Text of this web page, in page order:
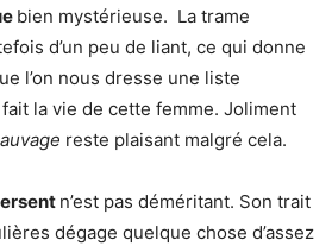
bien mystérieuse. La trame
d’un peu de liant, ce qui donne
l’on nous dresse une liste
la vie de cette femme. Joliment
reste plaisant malgré cela.
n’est pas déméritant. Son trait
dégage quelque chose d’assez